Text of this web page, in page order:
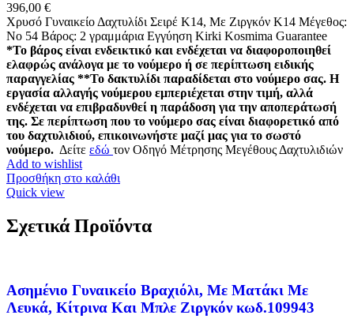
396,00 €
Χρυσό Γυναικείο Δαχτυλίδι Σειρέ Κ14, Με Ζιργκόν K14 Μέγεθος:
Νο 54 Βάρος: 2 γραμμάρια Εγγύηση Kirki Kosmima Guarantee
*Το βάρος είναι ενδεικτικό και ενδέχεται να διαφοροποιηθεί
ελαφρώς ανάλογα με το νούμερο ή σε περίπτωση ειδικής
παραγγελίας **Το δακτυλίδι παραδίδεται στο νούμερο σας. Η
εργασία αλλαγής νούμερου εμπεριέχεται στην τιμή, αλλά
ενδέχεται να επιβραδυνθεί η παράδοση για την αποπεράτωσή
της. Σε περίπτωση που το νούμερο σας είναι διαφορετικό από
του δαχτυλιδιού, επικοινωνήστε μαζί μας για το σωστό
νούμερο. Δείτε εδώ τον Οδηγό Μέτρησης Μεγέθους Δαχτυλιδιών
Add to wishlist
Προσθήκη στο καλάθι
Quick view
Σχετικά Προϊόντα
Ασημένιο Γυναικείο Βραχιόλι, Με Ματάκι Με
Λευκά, Κίτρινα Και Μπλε Ζιργκόν κωδ.109943